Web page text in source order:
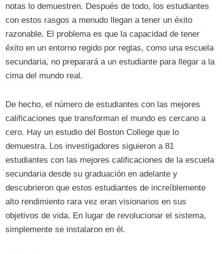
notas lo demuestren. Después de todo, los estudiantes
con estos rasgos a menudo llegan a tener un éxito
razonable. El problema es que la capacidad de tener
éxito en un entorno regido por reglas, como una escuela
secundaria, no preparará a un estudiante para llegar a la
cima del mundo real.
De hecho, el número de estudiantes con las mejores
calificaciones que transforman el mundo es cercano a
cero. Hay un estudio del Boston College que lo
demuestra. Los investigadores siguieron a 81
estudiantes con las mejores calificaciones de la escuela
secundaria desde su graduación en adelante y
descubrieron que estos estudiantes de increíblemente
alto rendimiento rara vez eran visionarios en sus
objetivos de vida. En lugar de revolucionar el sistema,
simplemente se instalaron en él.